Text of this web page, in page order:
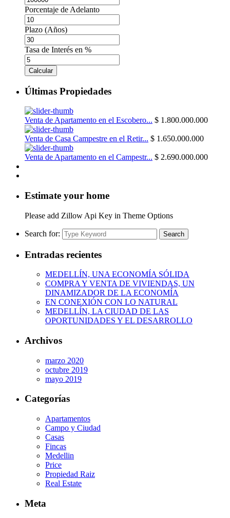
Porcentaje de Adelanto
Plazo (Años)
Tasa de Interés en %
Calcular
Últimas Propiedades
Venta de Apartamento en el Escobero... $ 1.800.000.000
Venta de Casa Campestre en el Retir... $ 1.650.000.000
Venta de Apartamento en el Campestr... $ 2.690.000.000
Estimate your home
Please add Zillow Api Key in Theme Options
Search for: Search
Entradas recientes
MEDELLÍN, UNA ECONOMÍA SÓLIDA
COMPRA Y VENTA DE VIVIENDAS, UN
DINAMIZADOR DE LA ECONOMÍA
EN CONEXIÓN CON LO NATURAL
MEDELLÍN, LA CIUDAD DE LAS
OPORTUNIDADES Y EL DESARROLLO
Archivos
marzo 2020
octubre 2019
mayo 2019
Categorías
Apartamentos
Campo y Ciudad
Casas
Fincas
Medellin
Price
Propiedad Raiz
Real Estate
Meta